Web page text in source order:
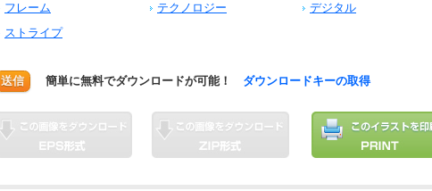
フレーム テクノロジー
デジタル
ストライプ
送信 簡単に無料でダウンロードが可能！ ダウンロードキーの取得